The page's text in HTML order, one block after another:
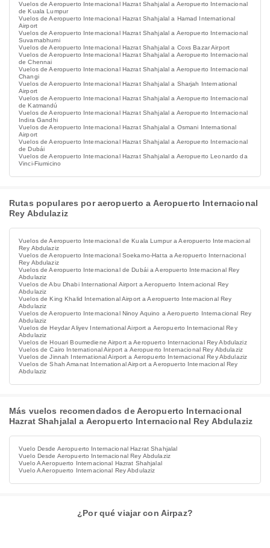
Vuelos de Aeropuerto Internacional Hazrat Shahjalal a Aeropuerto Internacional
de Kuala Lumpur
Vuelos de Aeropuerto Internacional Hazrat Shahjalal a Hamad International
Airport
Vuelos de Aeropuerto Internacional Hazrat Shahjalal a Aeropuerto Internacional
Suvarnabhumi
Vuelos de Aeropuerto Internacional Hazrat Shahjalal a Coxs Bazar Airport
Vuelos de Aeropuerto Internacional Hazrat Shahjalal a Aeropuerto Internacional
de Chennai
Vuelos de Aeropuerto Internacional Hazrat Shahjalal a Aeropuerto Internacional
Changi
Vuelos de Aeropuerto Internacional Hazrat Shahjalal a Sharjah International
Airport
Vuelos de Aeropuerto Internacional Hazrat Shahjalal a Aeropuerto Internacional
de Katmandú
Vuelos de Aeropuerto Internacional Hazrat Shahjalal a Aeropuerto Internacional
Indira Gandhi
Vuelos de Aeropuerto Internacional Hazrat Shahjalal a Osmani International
Airport
Vuelos de Aeropuerto Internacional Hazrat Shahjalal a Aeropuerto Internacional
de Dubái
Vuelos de Aeropuerto Internacional Hazrat Shahjalal a Aeropuerto Leonardo da
Vinci-Fiumicino
Rutas populares por aeropuerto a Aeropuerto Internacional
Rey Abdulaziz
Vuelos de Aeropuerto Internacional de Kuala Lumpur a Aeropuerto Internacional
Rey Abdulaziz
Vuelos de Aeropuerto Internacional Soekarno-Hatta a Aeropuerto Internacional
Rey Abdulaziz
Vuelos de Aeropuerto Internacional de Dubái a Aeropuerto Internacional Rey
Abdulaziz
Vuelos de Abu Dhabi International Airport a Aeropuerto Internacional Rey
Abdulaziz
Vuelos de King Khalid International Airport a Aeropuerto Internacional Rey
Abdulaziz
Vuelos de Aeropuerto Internacional Ninoy Aquino a Aeropuerto Internacional Rey
Abdulaziz
Vuelos de Heydar Aliyev International Airport a Aeropuerto Internacional Rey
Abdulaziz
Vuelos de Houari Boumediene Airport a Aeropuerto Internacional Rey Abdulaziz
Vuelos de Cairo International Airport a Aeropuerto Internacional Rey Abdulaziz
Vuelos de Jinnah International Airport a Aeropuerto Internacional Rey Abdulaziz
Vuelos de Shah Amanat International Airport a Aeropuerto Internacional Rey
Abdulaziz
Más vuelos recomendados de Aeropuerto Internacional
Hazrat Shahjalal a Aeropuerto Internacional Rey Abdulaziz
Vuelo Desde Aeropuerto Internacional Hazrat Shahjalal
Vuelo Desde Aeropuerto Internacional Rey Abdulaziz
Vuelo A Aeropuerto Internacional Hazrat Shahjalal
Vuelo A Aeropuerto Internacional Rey Abdulaziz
¿Por qué viajar con Airpaz?